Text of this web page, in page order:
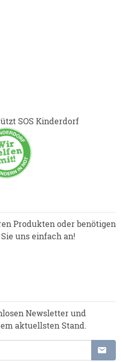
SOS Kinderdorf
Produkten oder benötigen
uns einfach an!
Newsletter und
aktuellsten Stand.